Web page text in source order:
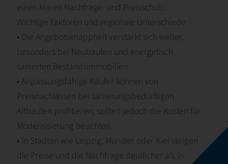
einen klaren Nachfrage- und Preisschub.
Wichtige Faktoren und regionale Unterschiede
• Die Angebotsknappheit verstärkt sich weiter,
besonders bei Neubauten und energetisch
sanierten Bestandsimmobilien.
• Anpassungsfähige Käufer können von
Preisnachlässen bei sanierungsbedürftigen
Altbauten profitieren, sollten jedoch die Kosten für
Modernisierung beachten.
• In Städten wie Leipzig, Münster oder Kiel steigen
die Preise und die Nachfrage deutlicher als in